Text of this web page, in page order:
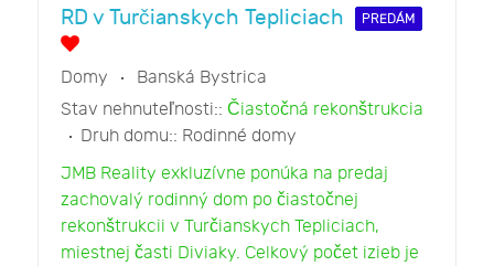
RD v Turčianskych Tepliciach PREDÁM
Domy
Banská Bystrica
Stav nehnuteľnosti:: Čiastočná rekonštrukcia
Druh domu:: Rodinné domy
JMB Reality exkluzívne ponúka na predaj
zachovalý rodinný dom po čiastočnej
rekonštrukcii v Turčianskych Tepliciach,
miestnej časti Diviaky. Celkový počet izieb je